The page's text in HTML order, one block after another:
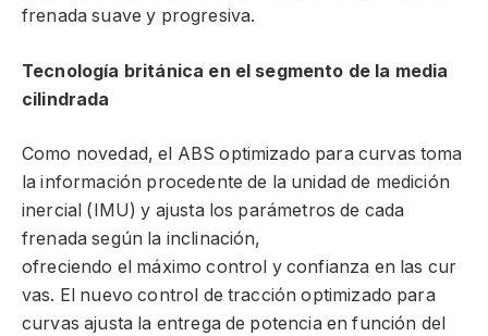
frenada suave y progresiva.
Tecnología británica en el segmento de la media
cilindrada
Como novedad, el ABS optimizado para curvas toma
la información procedente de la unidad de medición
inercial (IMU) y ajusta los parámetros de cada
frenada según la inclinación,
ofreciendo el máximo control y confianza en las cur
vas. El nuevo control de tracción optimizado para
curvas ajusta la entrega de potencia en función del